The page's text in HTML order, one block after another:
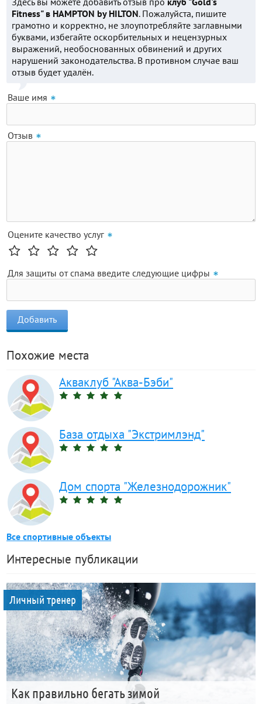
Fitness" в HAMPTON by HILTON. Пожалуйста, пишите
грамотно и корректно, не злоупотребляйте заглавными
буквами, избегайте оскорбительных и нецензурных
выражений, необоснованных обвинений и других
нарушений законодательства. В противном случае ваш
отзыв будет удалён.
Ваше имя
Отзыв
Оцените качество услуг
Для защиты от спама введите следующие цифры
Похожие места
Акваклуб "Аква-Бэби"
База отдыха "Экстримлэнд"
Дом спорта "Железнодорожник"
Все спортивные объекты
Интересные публикации
Личный тренер
Как правильно бегать зимой